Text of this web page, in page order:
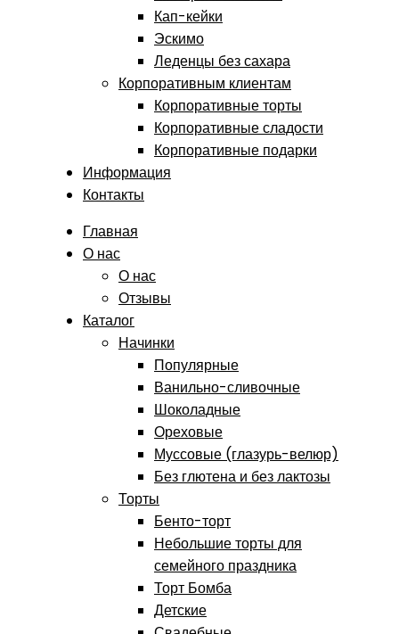
Кап-кейки
Эскимо
Леденцы без сахара
Корпоративным клиентам
Корпоративные торты
Корпоративные сладости
Корпоративные подарки
Информация
Контакты
Главная
О нас
О нас
Отзывы
Каталог
Начинки
Популярные
Ванильно-сливочные
Шоколадные
Ореховые
Муссовые (глазурь-велюр)
Без глютена и без лактозы
Торты
Бенто-торт
Небольшие торты для
семейного праздника
Торт Бомба
Детские